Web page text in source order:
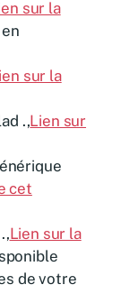
sur la
sur la
.,Lien sur
cet
Lien sur la
de votre